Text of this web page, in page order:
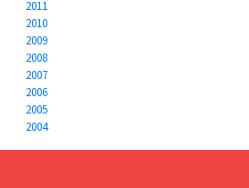
2011
2010
2009
2008
2007
2006
2005
2004